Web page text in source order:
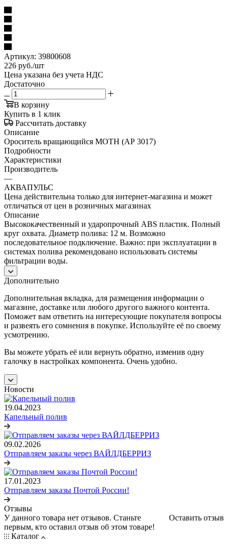
Артикул: 39800608
226 руб./шт
Цена указана без учета НДС
Достаточно
В корзину
Купить в 1 клик
Рассчитать доставку
Описание
Ороситель вращающийся МОТН (АР 3017)
Подробности
Характеристики
Производитель
—
АКВАПУЛЬС
Цена действительна только для интернет-магазина и может
отличаться от цен в розничных магазинах
Описание
Высококачественный и ударопрочный ABS пластик. Полный
круг охвата. Диаметр полива: 12 м. Возможно
последовательное подключение. Важно: при эксплуатации в
системах полива рекомендовано использовать системы
фильтрации воды.
Дополнительно
Дополнительная вкладка, для размещения информации о
магазине, доставке или любого другого важного контента.
Поможет вам ответить на интересующие покупателя вопросы
и развеять его сомнения в покупке. Используйте её по своему
усмотрению.
Вы можете убрать её или вернуть обратно, изменив одну
галочку в настройках компонента. Очень удобно.
Новости
19.04.2023
Капельный полив
09.02.2026
Отправляем заказы через ВАЙЛДБЕРРИЗ
17.01.2023
Отправляем заказы Почтой России!
Отзывы
Оставить отзыв
У данного товара нет отзывов. Станьте
первым, кто оставил отзыв об этом товаре!
Каталог